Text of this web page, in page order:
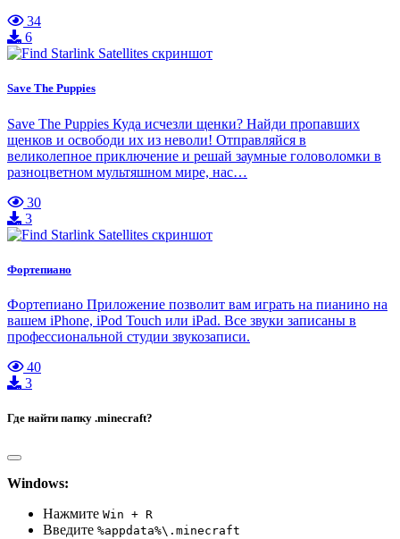
34
6
Save The Puppies
Save The Puppies Куда исчезли щенки? Найди пропавших
щенков и освободи их из неволи! Отправляйся в
великолепное приключение и решай заумные головоломки в
разноцветном мультяшном мире, нас…
30
3
Фортепиано
Фортепиано Приложение позволит вам играть на пианино на
вашем iPhone, iPod Touch или iPad. Все звуки записаны в
профессиональной студии звукозаписи.
40
3
Где найти папку .minecraft?
Windows:
Нажмите Win + R
Введите %appdata%\.minecraft